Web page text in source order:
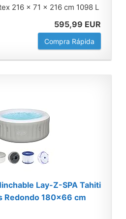
216 x 71 x 216 cm 1098 L
595,99 EUR
Compra Rápida
Lay-Z-SPA Tahiti
Redondo 180x66 cm